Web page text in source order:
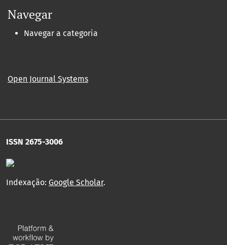
Navegar
Navegar a categoria
Open Journal Systems
ISSN 2675-3006
Indexação: Google Scholar.